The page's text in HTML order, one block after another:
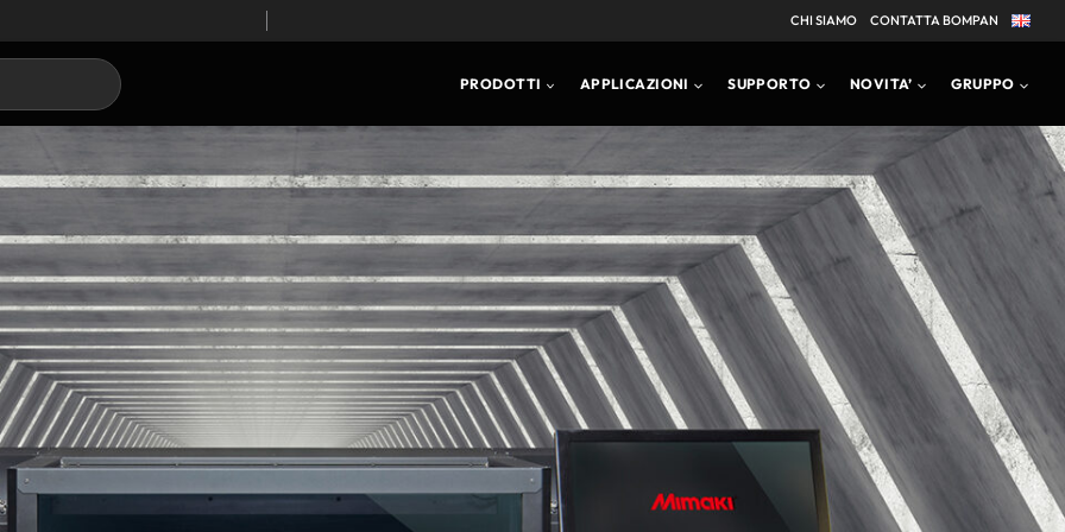
CHI SIAMO CONTATTA BOMPAN
PRODOTTI APPLICAZIONI SUPPORTO NOVITA’ GRUPPO